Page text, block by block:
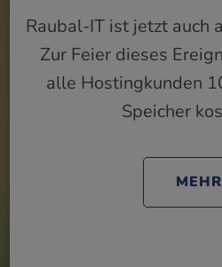
Raubal-IT ist jetzt auch
Zur Feier dieses
alle Hostingkunden
Speicher
MEHR